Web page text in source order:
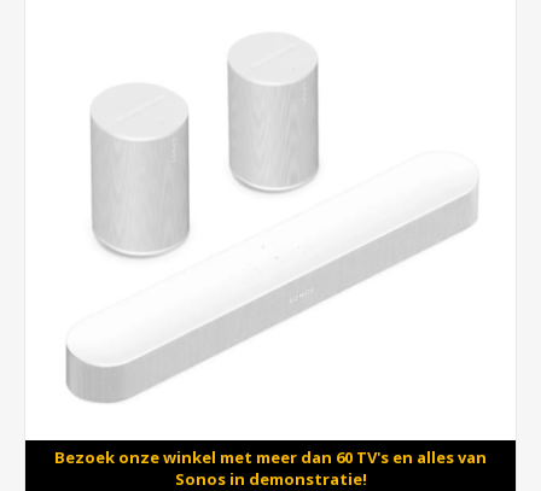
Bezoek onze winkel met meer dan 60 TV's en alles van
Sonos in demonstratie!